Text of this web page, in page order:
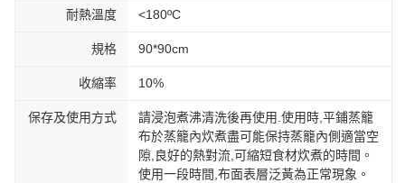
耐熱溫度 <180ºC
規格 90*90cm
收縮率 10%
保存及使用方式
請浸泡煮沸清洗後再使用.使用時,平鋪蒸籠
布於蒸籠內炊煮盡可能保持蒸籠內側適當空
隙,良好的熱對流,可縮短食材炊煮的時間。
使用一段時間,布面表層泛黃為正常現象。